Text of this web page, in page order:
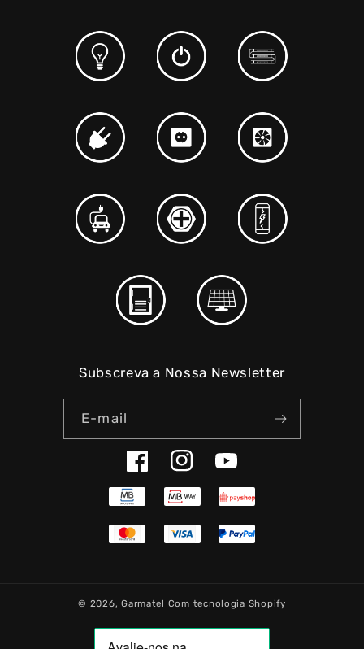
Subscreva a Nossa Newsletter
E-mail
FacebookInstagramYouTube
© 2026,Garmatel Com tecnologia Shopify